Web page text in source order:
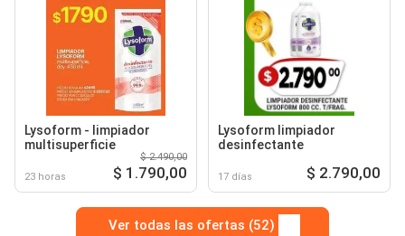
Lysoform - limpiador
multisuperficie
23 horas
$ 2.490,00
$ 1.790,00
Lysoform limpiador
desinfectante
17 días $ 2.790,00
Ver todas las ofertas (52)